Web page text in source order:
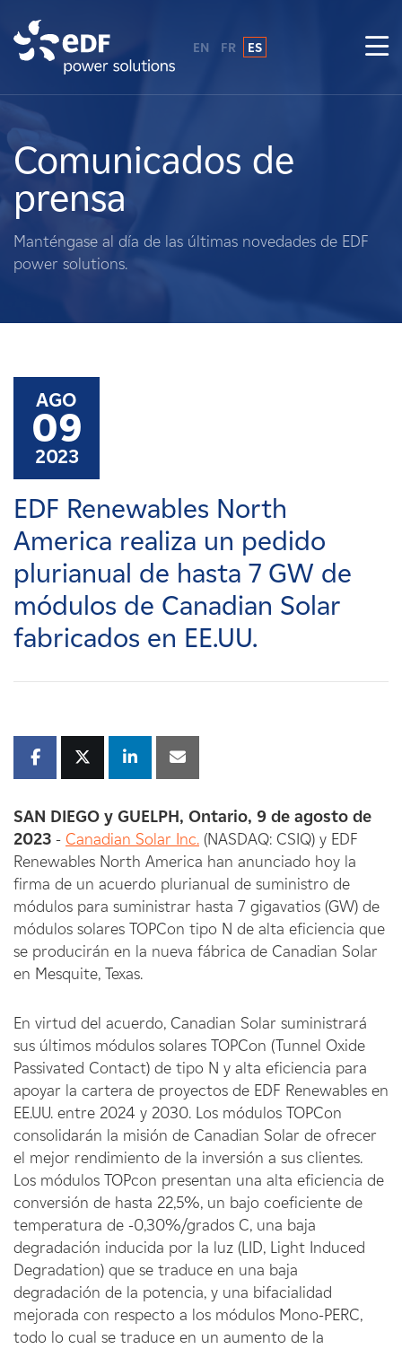
Sobre nosotros
Qué hacemos
Terratenientes
Carreras
Noticias
Contacte con
Afiliados
EN FR ES
Comunicados de
prensa
Manténgase al día de las últimas novedades de EDF
power solutions.
AGO
09
2023
EDF Renewables North
America realiza un pedido
plurianual de hasta 7 GW de
módulos de Canadian Solar
fabricados en EE.UU.
SAN DIEGO y GUELPH, Ontario, 9 de agosto de
2023 - Canadian Solar Inc. (NASDAQ: CSIQ) y EDF
Renewables North America han anunciado hoy la
firma de un acuerdo plurianual de suministro de
módulos para suministrar hasta 7 gigavatios (GW) de
módulos solares TOPCon tipo N de alta eficiencia que
se producirán en la nueva fábrica de Canadian Solar
en Mesquite, Texas.
En virtud del acuerdo, Canadian Solar suministrará
sus últimos módulos solares TOPCon (Tunnel Oxide
Passivated Contact) de tipo N y alta eficiencia para
apoyar la cartera de proyectos de EDF Renewables en
EE.UU. entre 2024 y 2030. Los módulos TOPCon
consolidarán la misión de Canadian Solar de ofrecer
el mejor rendimiento de la inversión a sus clientes.
Los módulos TOPcon presentan una alta eficiencia de
conversión de hasta 22,5%, un bajo coeficiente de
temperatura de -0,30%/grados C, una baja
degradación inducida por la luz (LID, Light Induced
Degradation) que se traduce en una baja
degradación de la potencia, y una bifacialidad
mejorada con respecto a los módulos Mono-PERC,
todo lo cual se traduce en un aumento de la